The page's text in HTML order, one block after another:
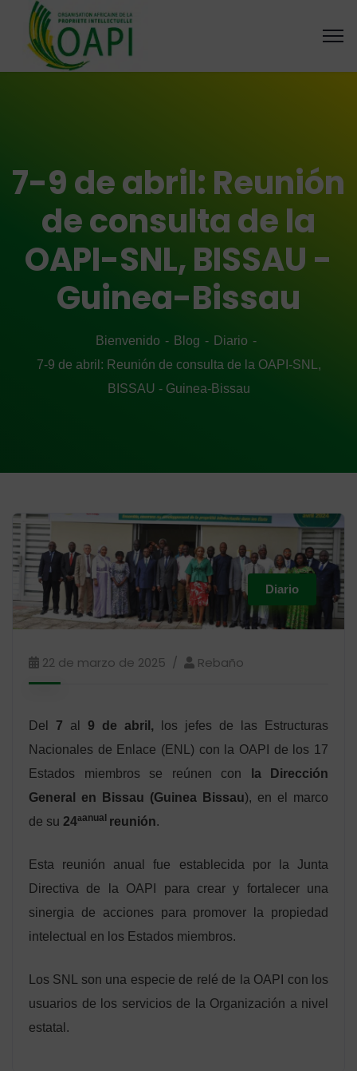
7-9 de abril: Reunión
de consulta de la
OAPI-SNL, BISSAU -
Guinea-Bissau
Bienvenido Blog
Diario
7-9 de abril: Reunión de consulta de la OAPI-SNL,
BISSAU - Guinea-Bissau
Diario
22 de marzo de 2025 Rebaño
Del 7 al 9 de abril, los jefes de las Estructuras
Nacionales de Enlace (ENL) con la OAPI de los 17
Estados miembros se reúnen con
la Dirección
General en Bissau (Guinea Bissau), en el marco
de su 24ªanual reunión.
Esta reunión anual fue establecida por la Junta
Directiva de la OAPI para crear y fortalecer una
sinergia de acciones para promover la propiedad
intelectual en los Estados miembros.
Los SNL son una especie de relé de la OAPI con los
usuarios de los servicios de la Organización a nivel
estatal.